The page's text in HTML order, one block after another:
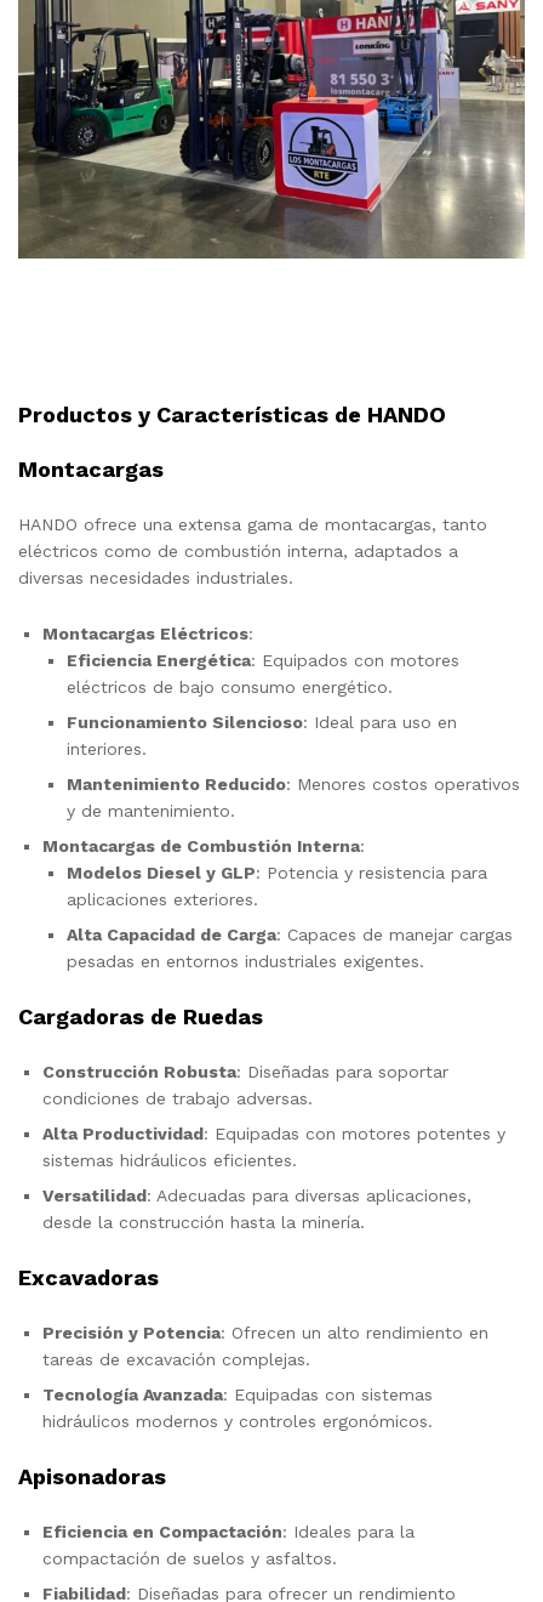
Productos y Características de HANDO
Montacargas
HANDO ofrece una extensa gama de montacargas, tanto
eléctricos como de combustión interna, adaptados a
diversas necesidades industriales.
Montacargas Eléctricos:
Eficiencia Energética: Equipados con motores
eléctricos de bajo consumo energético.
Funcionamiento Silencioso: Ideal para uso en
interiores.
Mantenimiento Reducido: Menores costos operativos
y de mantenimiento.
Montacargas de Combustión Interna:
Modelos Diesel y GLP: Potencia y resistencia para
aplicaciones exteriores.
Alta Capacidad de Carga: Capaces de manejar cargas
pesadas en entornos industriales exigentes.
Cargadoras de Ruedas
Construcción Robusta: Diseñadas para soportar
condiciones de trabajo adversas.
Alta Productividad: Equipadas con motores potentes y
sistemas hidráulicos eficientes.
Versatilidad: Adecuadas para diversas aplicaciones,
desde la construcción hasta la minería.
Excavadoras
Precisión y Potencia: Ofrecen un alto rendimiento en
tareas de excavación complejas.
Tecnología Avanzada: Equipadas con sistemas
hidráulicos modernos y controles ergonómicos.
Apisonadoras
Eficiencia en Compactación: Ideales para la
compactación de suelos y asfaltos.
Fiabilidad: Diseñadas para ofrecer un rendimiento